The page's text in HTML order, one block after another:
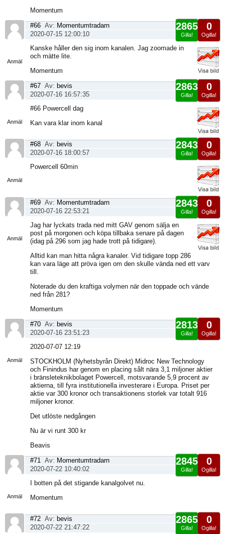
Momentum
Anmäl
0
Ogilla!
2865
Gilla!
#66 Av: Momentumtradarn
2020-07-15 12:00:10
Kanske håller den sig inom kanalen. Jag zoomade in
och mätte lite.
Momentum
Anmäl
0
Ogilla!
2863
Gilla!
#67 Av: bevis
2020-07-16 16:57:35
#66 Powercell dag
Kan vara klar inom kanal
Anmäl
0
Ogilla!
2843
Gilla!
#68 Av: bevis
2020-07-16 18:00:57
Powercell 60min
Anmäl
0
Ogilla!
2843
Gilla!
#69 Av: Momentumtradarn
2020-07-16 22:53:21
Jag har lyckats trada ned mitt GAV genom sälja en
post på morgonen och köpa tillbaka senare på dagen
(idag på 296 som jag hade trott på tidigare).
Alltid kan man hitta några kanaler. Vid tidigare topp 286
kan vara läge att pröva igen om den skulle vända ned ett varv
till.
Noterade du den kraftiga volymen när den toppade och vände
ned från 281?
Momentum
Anmäl
0
Ogilla!
2813
Gilla!
#70 Av: bevis
2020-07-16 23:51:23
2020-07-07 12:19
STOCKHOLM (Nyhetsbyrån Direkt) Midroc New Technology
och Finindus har genom en placing sålt nära 3,1 miljoner aktier
i bränsleteknikbolaget Powercell, motsvarande 5,9 procent av
aktierna, till fyra institutionella investerare i Europa. Priset per
aktie var 300 kronor och transaktionens storlek var totalt 916
miljoner kronor.
Det utlöste nedgången
Nu är vi runt 300 kr
Beavis
Anmäl
0
Ogilla!
2845
Gilla!
#71 Av: Momentumtradarn
2020-07-22 10:40:02
I botten på det stigande kanalgolvet nu.
Momentum
0
Ogilla!
2865
Gilla!
#72 Av: bevis
2020-07-22 21:47:22